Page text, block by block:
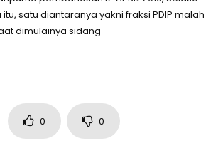
satu diantaranya yakni fraksi PDIP malah
dimulainya sidang
0 0